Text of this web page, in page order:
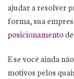
ajudar a resolver
forma, sua
posicionamento
E se você ainda
motivos pelos